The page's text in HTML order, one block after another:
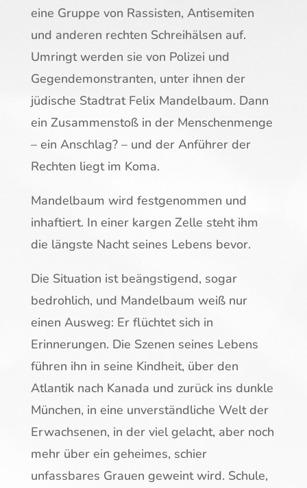
eine Gruppe von Rassisten, Antisemiten
und anderen rechten Schreihälsen auf.
Umringt werden sie von Polizei und
Gegendemonstranten, unter ihnen der
jüdische Stadtrat Felix Mandelbaum. Dann
ein Zusammenstoß in der Menschenmenge
– ein Anschlag? – und der Anführer der
Rechten liegt im Koma.
Mandelbaum wird festgenommen und
inhaftiert. In einer kargen Zelle steht ihm
die längste Nacht seines Lebens bevor.
Die Situation ist beängstigend, sogar
bedrohlich, und Mandelbaum weiß nur
einen Ausweg: Er flüchtet sich in
Erinnerungen. Die Szenen seines Lebens
führen ihn in seine Kindheit, über den
Atlantik nach Kanada und zurück ins dunkle
München, in eine unverständliche Welt der
Erwachsenen, in der viel gelacht, aber noch
mehr über ein geheimes, schier
unfassbares Grauen geweint wird. Schule,